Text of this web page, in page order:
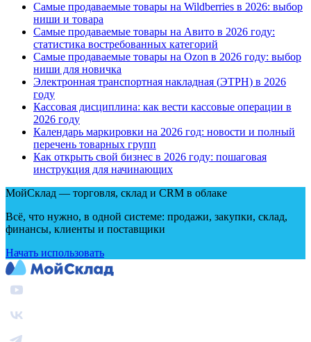
Самые продаваемые товары на Wildberries в 2026: выбор
ниши и товара
Самые продаваемые товары на Авито в 2026 году:
статистика востребованных категорий
Самые продаваемые товары на Ozon в 2026 году: выбор
ниши для новичка
Электронная транспортная накладная (ЭТРН) в 2026
году
Кассовая дисциплина: как вести кассовые операции в
2026 году
Календарь маркировки на 2026 год: новости и полный
перечень товарных групп
Как открыть свой бизнес в 2026 году: пошаговая
инструкция для начинающих
МойСклад — торговля, склад и CRM в облаке
Всё, что нужно, в одной системе: продажи, закупки, склад,
финансы, клиенты и поставщики
Начать использовать